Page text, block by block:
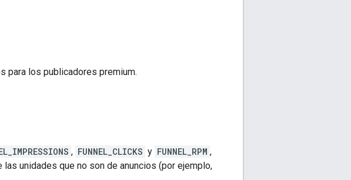
para los publicadores premium.
, FUNNEL_CLICKS y FUNNEL_RPM ,
unidades que no son de anuncios (por ejemplo,